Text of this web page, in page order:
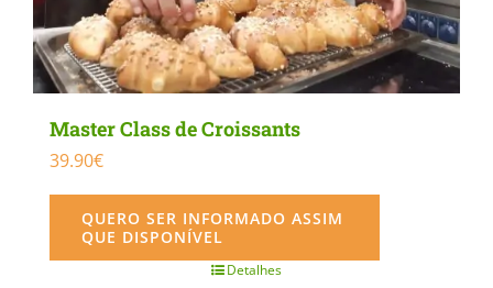
Master Class de Croissants
39.90€
QUERO SER INFORMADO ASSIM
QUE DISPONÍVEL
Detalhes